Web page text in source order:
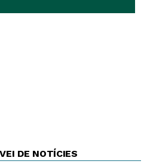
DE NOTÍCIES